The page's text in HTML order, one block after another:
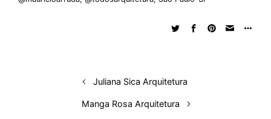
Juliana Sica Arquitetura
Manga Rosa Arquitetura